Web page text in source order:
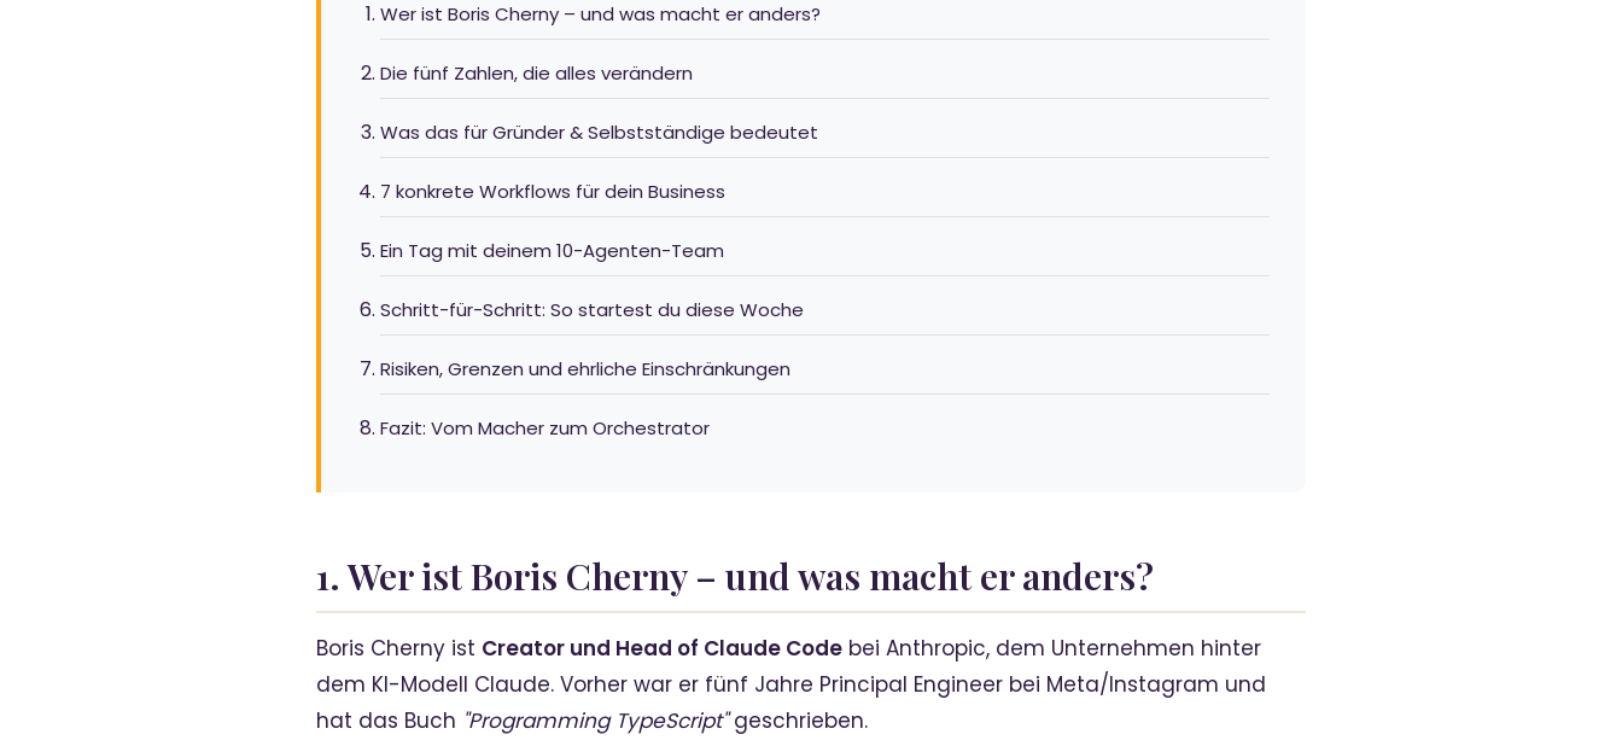
Wer ist Boris Cherny – und was macht er anders?
Die fünf Zahlen, die alles verändern
Was das für Gründer & Selbstständige bedeutet
7 konkrete Workflows für dein Business
Ein Tag mit deinem 10-Agenten-Team
Schritt-für-Schritt: So startest du diese Woche
Risiken, Grenzen und ehrliche Einschränkungen
Fazit: Vom Macher zum Orchestrator
1. Wer ist Boris Cherny – und was macht er anders?
Boris Cherny ist Creator und Head of Claude Code bei Anthropic, dem Unternehmen hinter
dem KI-Modell Claude. Vorher war er fünf Jahre Principal Engineer bei Meta/Instagram und
hat das Buch "Programming TypeScript"geschrieben.